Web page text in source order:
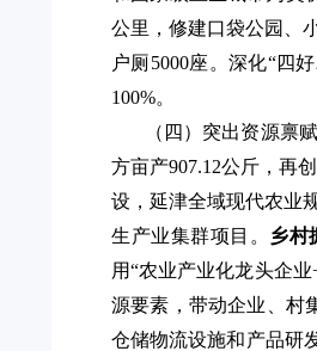
公里，修建口袋公园、
户厕5000座 。 深化“四
100%。
（四）突出资源禀
方亩产907.12公斤，再
设， 延津全域现代农业
生产业集群项目。
乡村
用“农业产业化龙头企业
源要素，带动企业、村
仓储物流设施和产品研